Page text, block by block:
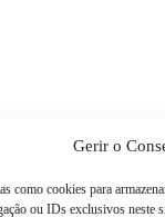
Gerir o
como cookies para
ou IDs exclusivos